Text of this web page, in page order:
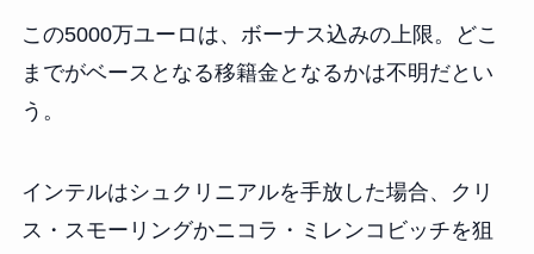
この5000万ユーロは、ボーナス込みの上限。どこ
までがベースとなる移籍金となるかは不明だとい
う。
インテルはシュクリニアルを手放した場合、クリ
ス・スモーリングかニコラ・ミレンコビッチを狙